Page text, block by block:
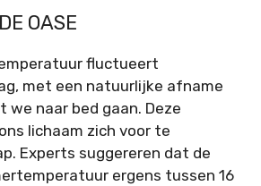
OASE
fluctueert
met een natuurlijke afname
naar bed gaan. Deze
lichaam zich voor te
Experts suggereren dat de
ergens tussen 16